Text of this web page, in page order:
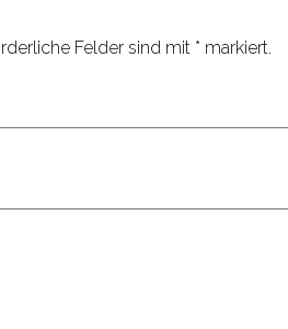
Felder sind mit * markiert.